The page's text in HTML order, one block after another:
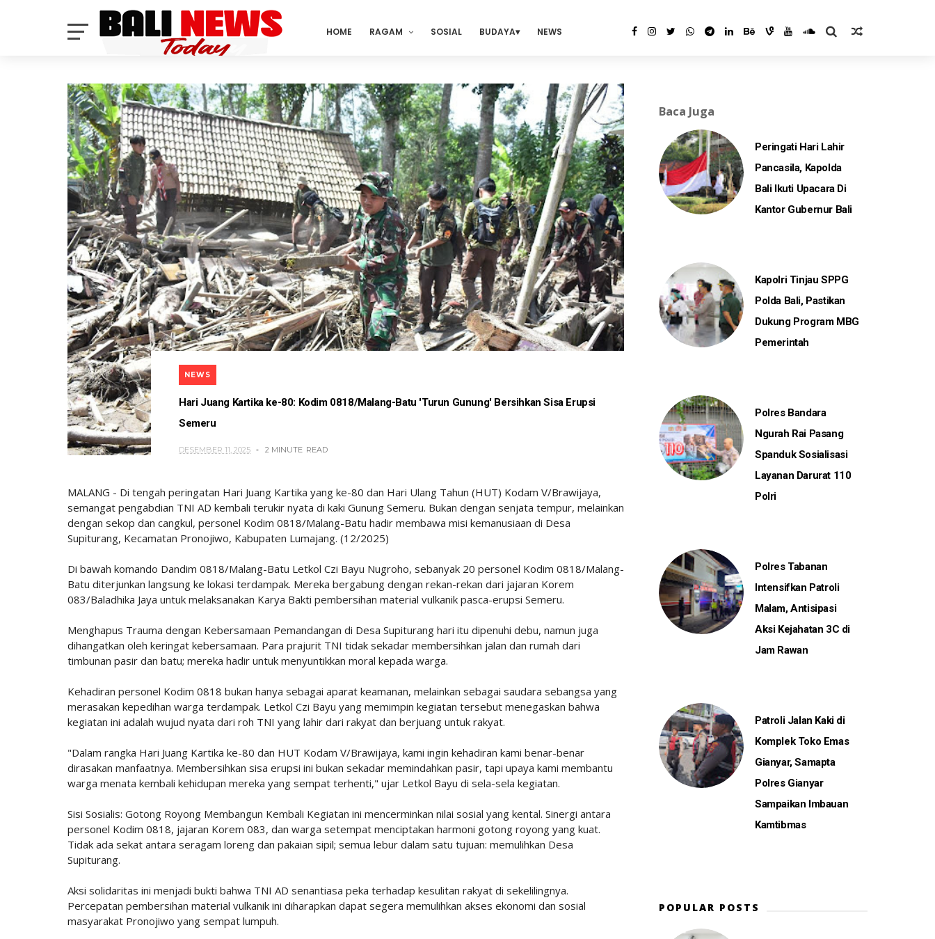
HOME RAGAM SOSIAL BUDAYA NEWS
NEWS
Hari Juang Kartika ke-80: Kodim 0818/Malang-Batu 'Turun Gunung' Bersihkan Sisa Erupsi
Semeru
DESEMBER 11, 2025 2 MINUTE READ
MALANG - Di tengah peringatan Hari Juang Kartika yang ke-80 dan Hari Ulang Tahun (HUT) Kodam V/Brawijaya,
semangat pengabdian TNI AD kembali terukir nyata di kaki Gunung Semeru. Bukan dengan senjata tempur, melainkan
dengan sekop dan cangkul, personel Kodim 0818/Malang-Batu hadir membawa misi kemanusiaan di Desa
Supiturang, Kecamatan Pronojiwo, Kabupaten Lumajang. (12/2025)
Di bawah komando Dandim 0818/Malang-Batu Letkol Czi Bayu Nugroho, sebanyak 20 personel Kodim 0818/Malang-
Batu diterjunkan langsung ke lokasi terdampak. Mereka bergabung dengan rekan-rekan dari jajaran Korem
083/Baladhika Jaya untuk melaksanakan Karya Bakti pembersihan material vulkanik pasca-erupsi Semeru.
Menghapus Trauma dengan Kebersamaan Pemandangan di Desa Supiturang hari itu dipenuhi debu, namun juga
dihangatkan oleh keringat kebersamaan. Para prajurit TNI tidak sekadar membersihkan jalan dan rumah dari
timbunan pasir dan batu; mereka hadir untuk menyuntikkan moral kepada warga.
Kehadiran personel Kodim 0818 bukan hanya sebagai aparat keamanan, melainkan sebagai saudara sebangsa yang
merasakan kepedihan warga terdampak. Letkol Czi Bayu yang memimpin kegiatan tersebut menegaskan bahwa
kegiatan ini adalah wujud nyata dari roh TNI yang lahir dari rakyat dan berjuang untuk rakyat.
"Dalam rangka Hari Juang Kartika ke-80 dan HUT Kodam V/Brawijaya, kami ingin kehadiran kami benar-benar
dirasakan manfaatnya. Membersihkan sisa erupsi ini bukan sekadar memindahkan pasir, tapi upaya kami membantu
warga menata kembali kehidupan mereka yang sempat terhenti," ujar Letkol Bayu di sela-sela kegiatan.
Sisi Sosialis: Gotong Royong Membangun Kembali Kegiatan ini mencerminkan nilai sosial yang kental. Sinergi antara
personel Kodim 0818, jajaran Korem 083, dan warga setempat menciptakan harmoni gotong royong yang kuat.
Tidak ada sekat antara seragam loreng dan pakaian sipil; semua lebur dalam satu tujuan: memulihkan Desa
Supiturang.
Aksi solidaritas ini menjadi bukti bahwa TNI AD senantiasa peka terhadap kesulitan rakyat di sekelilingnya.
Percepatan pembersihan material vulkanik ini diharapkan dapat segera memulihkan akses ekonomi dan sosial
masyarakat Pronojiwo yang sempat lumpuh.
Baca Juga
Peringati Hari Lahir
Pancasila, Kapolda
Bali Ikuti Upacara Di
Kantor Gubernur Bali
Kapolri Tinjau SPPG
Polda Bali, Pastikan
Dukung Program MBG
Pemerintah
Polres Bandara
Ngurah Rai Pasang
Spanduk Sosialisasi
Layanan Darurat 110
Polri
Polres Tabanan
Intensifkan Patroli
Malam, Antisipasi
Aksi Kejahatan 3C di
Jam Rawan
Patroli Jalan Kaki di
Komplek Toko Emas
Gianyar, Samapta
Polres Gianyar
Sampaikan Imbauan
Kamtibmas
POPULAR POSTS